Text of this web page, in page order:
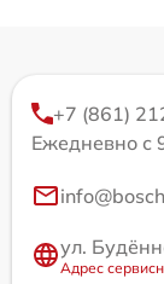
+7 (861)
Ежедневно с
ул.
Адрес